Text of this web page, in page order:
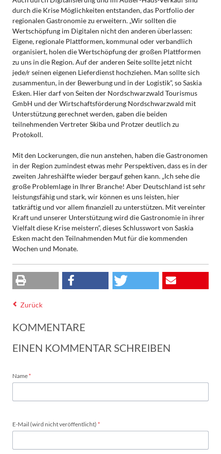
durch die Krise Möglichkeiten entstanden, das Portfolio der
regionalen Gastronomie zu erweitern. „Wir sollten die
Wertschöpfung im Digitalen nicht den anderen überlassen:
Eigene, regionale Plattformen, kommunal oder verbandlich
organisiert, holen die Wertschöpfung der großen Plattformen
zu uns in die Region. Auf der anderen Seite sollte jetzt nicht
jede/r seinen eigenen Lieferdienst hochziehen. Man sollte sich
zusammentun, in der Bewerbung und in der Logistik“, so Saskia
Esken. Hier darf von Seiten der Nordschwarzwald Tourismus
GmbH und der Wirtschaftsförderung Nordschwarzwald mit
Unterstützung gerechnet werden, gaben die beiden
teilnehmenden Vertreter Skiba und Protzer deutlich zu
Protokoll.
Mit den Lockerungen, die nun anstehen, haben die Gastronomen
in der Region zumindest etwas mehr Perspektiven, dass es in der
zweiten Jahreshälfte wieder bergauf gehen kann. „Ich sehe die
große Problemlage in Ihrer Branche! Aber Deutschland ist sehr
leistungsfähig und stark, wir können es uns leisten, hier
tatkräftig und vor allem finanziell zu unterstützen. Mit vereinter
Kraft und unserer Unterstützung wird die Gastronomie in ihrer
Vielfalt diese Krise meistern“, dieses Schlusswort von Saskia
Esken macht den Teilnahmenden Mut für die kommenden
Wochen und Monate.
Zurück
KOMMENTARE
EINEN KOMMENTAR SCHREIBEN
Pflichtfeld
Name*
Pflichtfeld
E-Mail (wird nicht veröffentlicht) *